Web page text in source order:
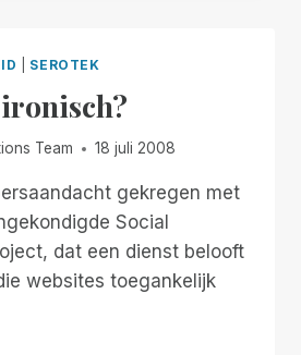
SEROTEK
Team 18 juli 2008
gekregen met
Social
dat een dienst belooft
websites toegankelijk